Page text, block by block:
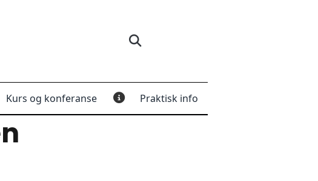
Kurs og konferanse Praktisk info